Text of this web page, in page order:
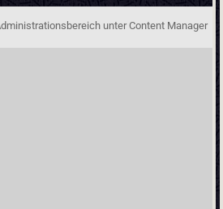
unter Content Manager